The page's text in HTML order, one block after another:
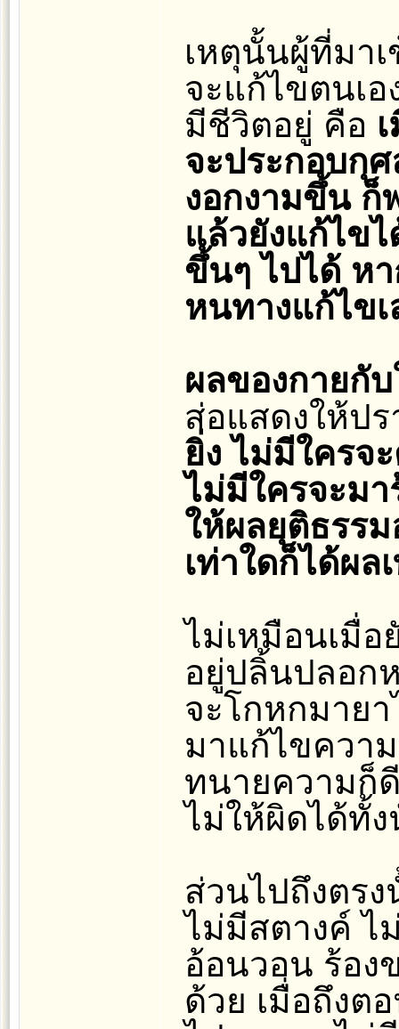
เหตุนั้นผู้ที่มา
จะแก้ไขตนเ
มีชีวิตอยู่ คือ
จะประกอบกุ
งอกงามขึ้น ก็
แล้วยังแก้ไข
ขึ้นๆ ไปได้ ห
หนทางแก้ไขเ
ผลของกายกั
ส่อแสดงให้ป
ยิ่ง ไม่มีใครจ
ไม่มีใครจะม
ให้ผลยุติธรร
เท่าใดก็ได้ผ
ไม่เหมือนเมื่
อยู่ปลิ้นปลอก
จะโกหกมายา
มาแก้ไขควา
ทนายความก็
ไม่ให้ผิดได้ทั้
ส่วนไปถึงตร
ไม่มีสตางค์ ไ
อ้อนวอน ร้อง
ด้วย เมื่อถึงต